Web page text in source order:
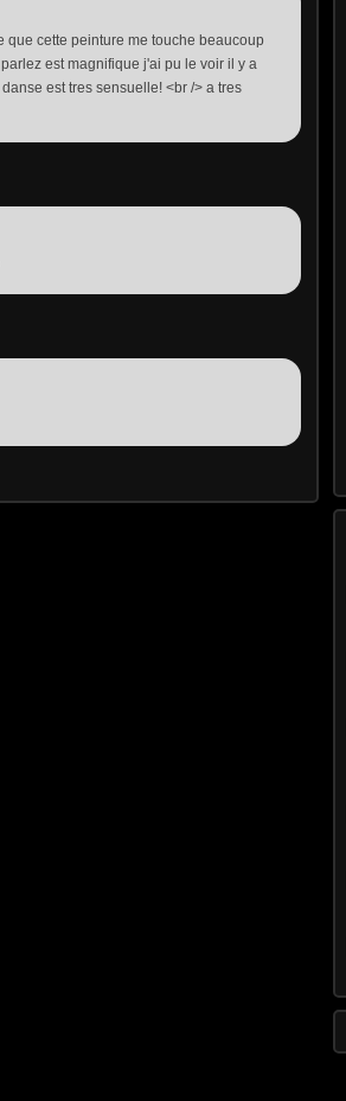
cette peinture me touche beaucoup
est magnifique j'ai pu le voir il y a
est tres sensuelle! <br /> a tres